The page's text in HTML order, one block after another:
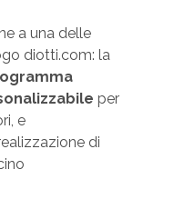
a una delle
diotti.com: la
per
e
di